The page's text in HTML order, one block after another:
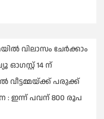
വിലാസം ചേർക്കാം
ഓഗസ്റ്റ് 14 ന്
വീട്ടമ്മയ്ക്ക് പരുക്ക്
: ഇന്ന് പവന് 800 രൂപ